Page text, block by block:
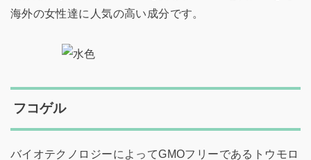
海外の女性達に人気の高い成分です。
フコゲル
バイオテクノロジーによってGMOフリーであるトウモロ